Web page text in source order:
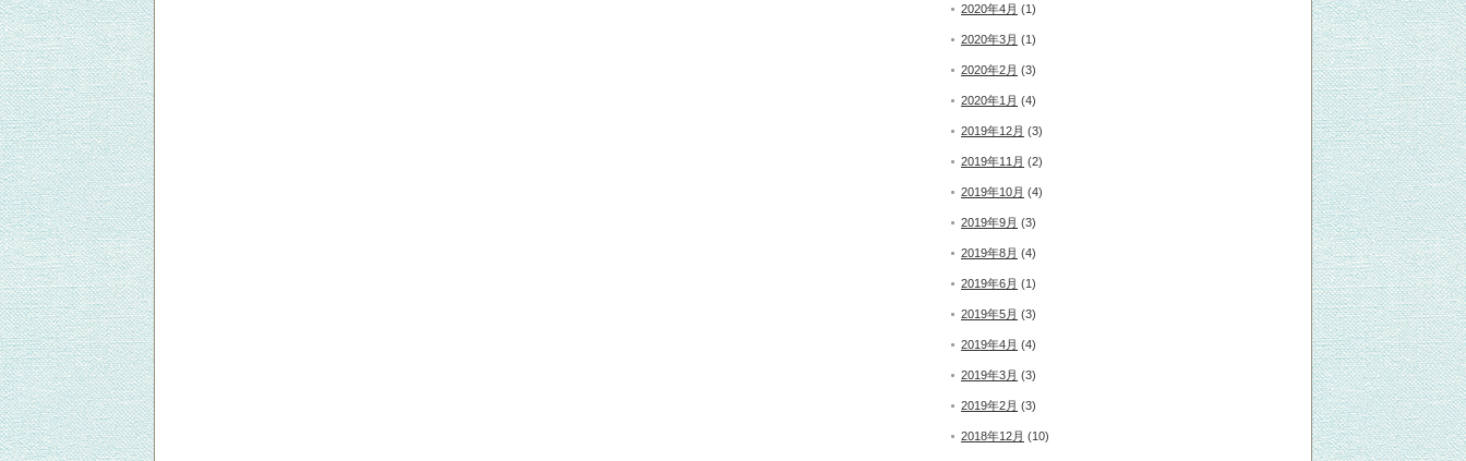
2020年4月 (1)
2020年3月 (1)
2020年2月 (3)
2020年1月 (4)
2019年12月 (3)
2019年11月 (2)
2019年10月 (4)
2019年9月 (3)
2019年8月 (4)
2019年6月 (1)
2019年5月 (3)
2019年4月 (4)
2019年3月 (3)
2019年2月 (3)
2018年12月 (10)